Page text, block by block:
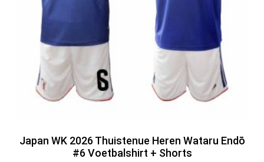
Japan WK 2026 Thuistenue Heren Wataru Endō
#6 Voetbalshirt + Shorts